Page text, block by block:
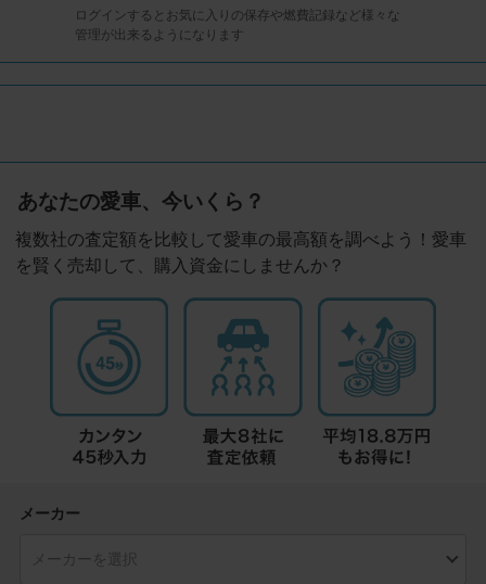
ログインするとお気に入りの保存や燃費記録など様々な
管理が出来るようになります
あなたの愛車、今いくら？
複数社の査定額を比較して愛車の最高額を調べよう！愛車
を賢く売却して、購入資金にしませんか？
メーカー